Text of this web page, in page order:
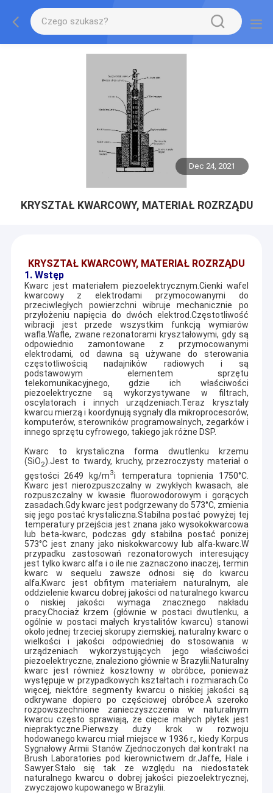
Dec 24, 2021
KRYSZTAŁ KWARCOWY, MATERIAŁ ROZRZĄDU
KRYSZTAŁ KWARCOWY, MATERIAŁ ROZRZĄDU
1. Wstęp
Kwarc jest materiałem piezoelektrycznym.Cienki wafel
kwarcowy z elektrodami przymocowanymi do
przeciwległych powierzchni wibruje mechanicznie po
przyłożeniu napięcia do dwóch elektrod.Częstotliwość
wibracji jest przede wszystkim funkcją wymiarów
wafla.Wafle, zwane rezonatorami kryształowymi, gdy są
odpowiednio zamontowane z przymocowanymi
elektrodami, od dawna są używane do sterowania
częstotliwością nadajników radiowych i są
podstawowym elementem sprzętu
telekomunikacyjnego, gdzie ich właściwości
piezoelektryczne są wykorzystywane w filtrach,
oscylatorach i innych urządzeniach.Teraz kryształy
kwarcu mierzą i koordynują sygnały dla mikroprocesorów,
komputerów, sterowników programowalnych, zegarków i
innego sprzętu cyfrowego, takiego jak różne DSP.
Kwarc to krystaliczna forma dwutlenku krzemu
(SiO2).Jest to twardy, kruchy, przezroczysty materiał o
gęstości 2649 kg/m3i temperatura topnienia 1750°C.
Kwarc jest nierozpuszczalny w zwykłych kwasach, ale
rozpuszczalny w kwasie fluorowodorowym i gorących
zasadach.Gdy kwarc jest podgrzewany do 573°C, zmienia
się jego postać krystaliczna.Stabilna postać powyżej tej
temperatury przejścia jest znana jako wysokokwarcowa
lub beta-kwarc, podczas gdy stabilna postać poniżej
573°C jest znany jako niskokwarcowy lub alfa-kwarc.W
przypadku zastosowań rezonatorowych interesujący
jest tylko kwarc alfa i o ile nie zaznaczono inaczej, termin
kwarc w sequelu zawsze odnosi się do kwarcu
alfa.Kwarc jest obfitym materiałem naturalnym, ale
oddzielenie kwarcu dobrej jakości od naturalnego kwarcu
o niskiej jakości wymaga znacznego nakładu
pracy.Chociaż krzem (głównie w postaci dwutlenku, a
ogólnie w postaci małych krystalitów kwarcu) stanowi
około jednej trzeciej skorupy ziemskiej, naturalny kwarc o
wielkości i jakości odpowiedniej do stosowania w
urządzeniach wykorzystujących jego właściwości
piezoelektryczne, znaleziono głównie w Brazylii.Naturalny
kwarc jest również kosztowny w obróbce, ponieważ
występuje w przypadkowych kształtach i rozmiarach.Co
więcej, niektóre segmenty kwarcu o niskiej jakości są
odkrywane dopiero po częściowej obróbce.A szeroko
rozpowszechnione zanieczyszczenia w naturalnym
kwarcu często sprawiają, że cięcie małych płytek jest
niepraktyczne.Pierwszy duży krok w rozwoju
hodowanego kwarcu miał miejsce w 1936 r., kiedy Korpus
Sygnałowy Armii Stanów Zjednoczonych dał kontrakt na
Brush Laboratories pod kierownictwem dr.Jaffe, Hale i
Sawyer.Stało się tak ze względu na niedostatek
naturalnego kwarcu o dobrej jakości piezoelektrycznej,
zwyczajowo kupowanego w Brazylii.